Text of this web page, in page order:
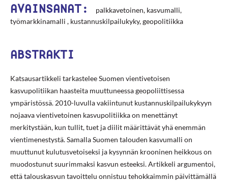
AVAINSANAT:
palkkavetoinen, kasvumalli,
työmarkkinamalli , kustannuskilpailukyky, geopolitiikka
ABSTRAKTI
Katsausartikkeli tarkastelee Suomen vientivetoisen
kasvupolitiikan haasteita muuttuneessa geopoliittisessa
ympäristössä. 2010-luvulla vakiintunut kustannuskilpailukykyyn
nojaava vientivetoinen kasvupolitiikka on menettänyt
merkitystään, kun tullit, tuet ja diilit määrittävät yhä enemmän
vientimenestystä. Samalla Suomen talouden kasvumalli on
muuttunut kulutusvetoiseksi ja kysynnän krooninen heikkous on
muodostunut suurimmaksi kasvun esteeksi. Artikkeli argumentoi,
että talouskasvun tavoittelu onnistuu tehokkaimmin päivittämällä